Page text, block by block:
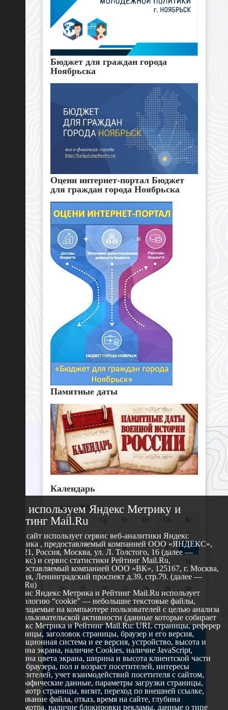
Бюджет для граждан города
Ноябрьска
Оцени интернет-портал Бюджет
для граждан города Ноябрьска
Памятные даты
Календарь
«Август 2026 »
Пн
Вт Ср Чт Пт Сб
Вс
1
2
3
4 5 6 7 8
9
10
11 12 13 14 15
16
17
18 19 20 21 22
23
24
25 26 27 28 29
30
31
О сайте
629802 г. Ноябрьск, ул. Республики, 49
Телефон: +7 (3496) 35-37-49
E-mail: udsm@noyabrsk.yanao.ru
Другие ресурсы
Мы используем Яндекс Метрику и
Рейтинг Mail.Ru
Этот сайт использует сервис веб-аналитики Яндекс
Метрика , предоставляемый компанией ООО «ЯНДЕКС»,
119021, Россия, Москва, ул. Л. Толстого, 16 (далее —
Яндекс) и сервис статистики Рейтинг Mail.Ru,
предоставляемый компанией ООО «ВК», 125167, г. Москва,
Россия, Ленинградский проспект д.39, стр.79. (далее —
Mail.Ru)
Сервис Яндекс Метрика и Рейтинг Mail.Ru использует
технологию “cookie” — небольшие текстовые файлы,
размещаемые на компьютере пользователей с целью анализа
их пользовательской активности (данные которые собирает
Яндекс Метрика и Рейтинг Mail.Ru: URL страницы, реферер
страницы, заголовок страницы, браузер и его версия,
операционная система и ее версия, устройство, высота и
ширина экрана, наличие Cookies, наличие JavaScript,
глубина цвета экрана, ширина и высота клиентской части
окна браузера, пол и возраст посетителей, интересы
посетителей, учет взаимодействий посетителя с сайтом,
географические данные, параметры загрузки страницы,
просмотр страницы, визит, переход по внешней ссылке,
cкачивание файла, отказ, время на сайте, глубина
просмотра, наличие блокировки рекламы, данные о типе